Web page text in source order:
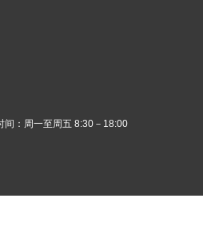
间：周一至周五 8:30－18:00